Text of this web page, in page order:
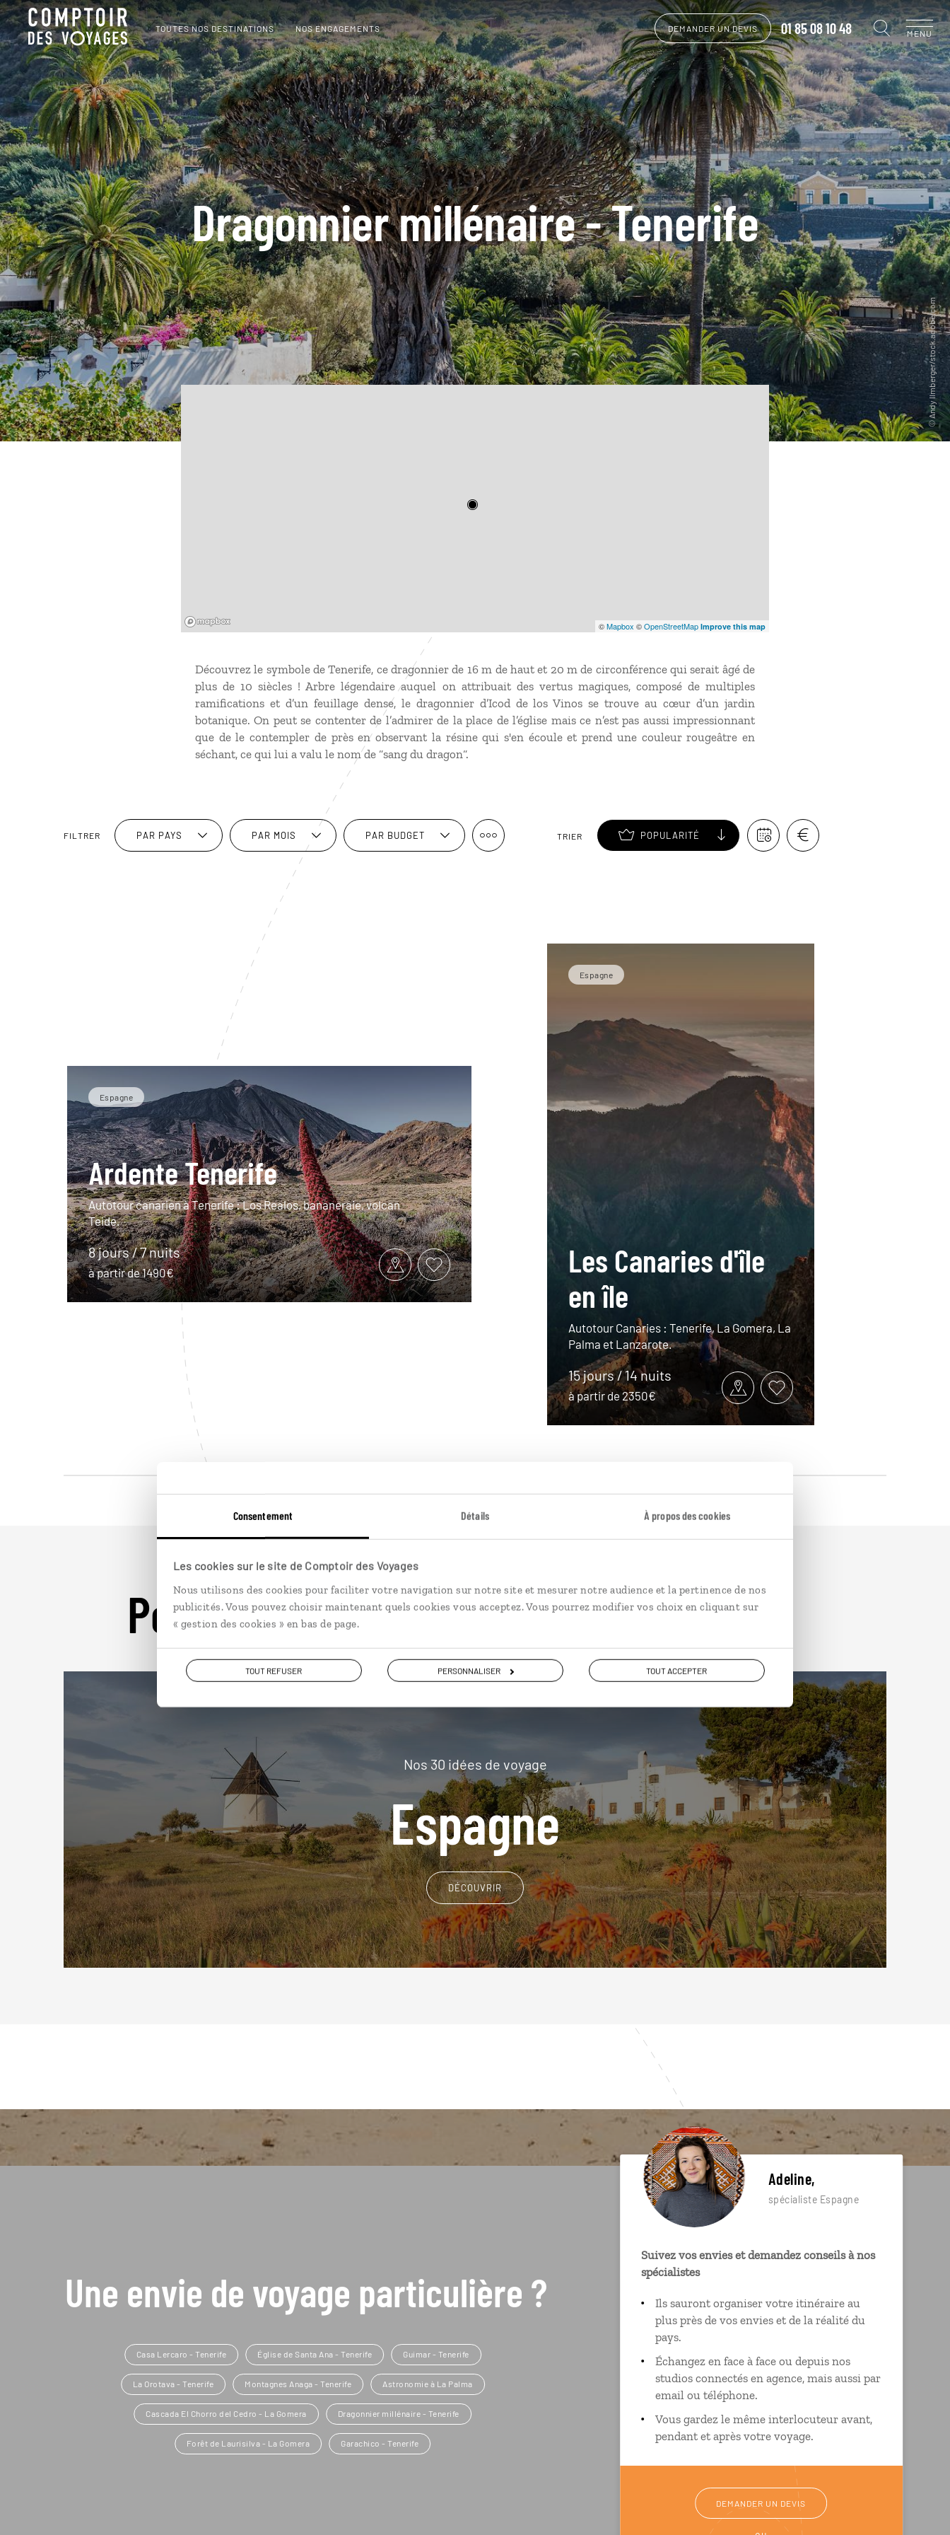
Consentement Détails À propos des cookies
Les cookies sur le site de Comptoir des Voyages
Nous utilisons des cookies pour faciliter votre navigation sur notre site et mesurer notre audience et la pertinence de nos
publicités. Vous pouvez choisir maintenant quels cookies vous acceptez. Vous pourrez modifier vos choix en cliquant sur
« gestion des cookies » en bas de page.
TOUT REFUSER PERSONNALISER TOUT ACCEPTER
TOUTES NOS DESTINATIONS NOS ENGAGEMENTS DEMANDER UN DEVIS 01 85 08 10 48 MENU
Dragonnier millénaire - Tenerife
©Mapbox ©OpenStreetMap Improve this map
Découvrez le symbole de Tenerife, ce dragonnier de 16 m de haut et 20 m de circonférence qui serait âgé de
plus de 10 siècles ! Arbre légendaire auquel on attribuait des vertus magiques, composé de multiples
ramifications et d’un feuillage dense, le dragonnier d’Icod de los Vinos se trouve au cœur d’un jardin
botanique. On peut se contenter de l’admirer de la place de l’église mais ce n’est pas aussi impressionnant
que de le contempler de près en observant la résine qui s'en écoule et prend une couleur rougeâtre en
séchant, ce qui lui a valu le nom de “sang du dragon“.
FILTRER PAR PAYS PAR MOIS PAR BUDGET TRIER POPULARITÉ
Espagne
Ardente Tenerife
Autotour canarien à Tenerife : Los Realos, bananeraie, volcan
Teide.
8 jours / 7 nuits
à partir de 1490€
Espagne
Les Canaries d'île
en île
Autotour Canaries : Tenerife, La Gomera, La
Palma et Lanzarote.
15 jours / 14 nuits
à partir de 2350€
Pour aller plus loin
Nos 30 idées de voyage
Espagne
DÉCOUVRIR
Une envie de voyage particulière ?
Casa Lercaro - Tenerife Église de Santa Ana - Tenerife Guimar - Tenerife
La Orotava - Tenerife Montagnes Anaga - Tenerife Astronomie à La Palma
Cascada El Chorro del Cedro - La Gomera Dragonnier millénaire - Tenerife
Forêt de Laurisilva - La Gomera Garachico - Tenerife
Adeline,
spécialiste Espagne
Suivez vos envies et demandez conseils à nos
spécialistes
Ils sauront organiser votre itinéraire au
plus près de vos envies et de la réalité du
pays.
Échangez en face à face ou depuis nos
studios connectés en agence, mais aussi par
email ou téléphone.
Vous gardez le même interlocuteur avant,
pendant et après votre voyage.
DEMANDER UN DEVIS